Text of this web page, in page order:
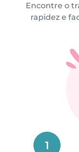
Encontre o
rapidez e
1